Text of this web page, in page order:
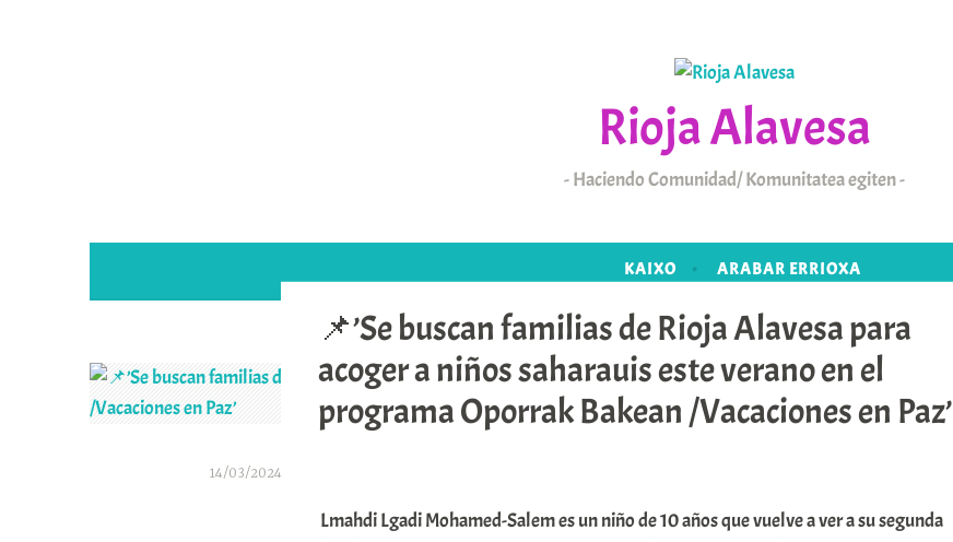
Rioja Alavesa
Haciendo Comunidad/ Komunitatea egiten
KAIXO ARABAR ERRIOXA
📌’Se buscan familias de Rioja Alavesa para
acoger a niños saharauis este verano en el
programa Oporrak Bakean /Vacaciones en Paz’
14/03/2024
Lmahdi Lgadi Mohamed-Salem es un niño de 10 años que vuelve a ver a su segunda